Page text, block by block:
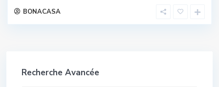
BONACASA
Recherche Avancée